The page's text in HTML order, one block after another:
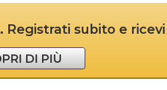
subito e
DI PIÙ